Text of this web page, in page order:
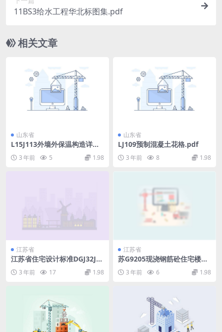
11BS3给水工程华北标图集.pdf
相关文章
山东省
L15J113外墙外保温构造详图
（三）（胶粉聚笨颗粒浆料复
合型保温系统）.pdf
3 年前 5 1.98
山东省
LJ109预制混凝土花格.pdf
3 年前 8 1.98
江苏省
江苏省住宅设计标准DGJ32J26
3 年前 17 1.98
江苏省
苏G9205现浇钢筋砼住宅楼梯.
3 年前 6 1.98